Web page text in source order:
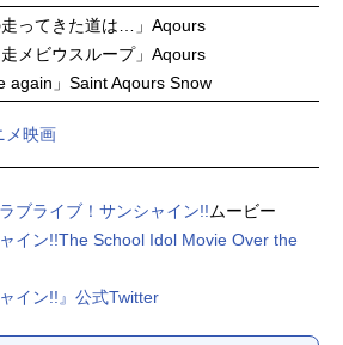
走ってきた道は…」Aqours
走メビウスループ」Aqours
again」Saint Aqours Snow
メ映画
ラブライブ！サンシャイン!!ムービー
イン!!The School Idol Movie Over the
イン!!』公式Twitter